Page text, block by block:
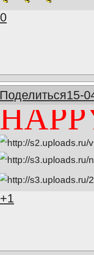
0
Поделиться15-
+1